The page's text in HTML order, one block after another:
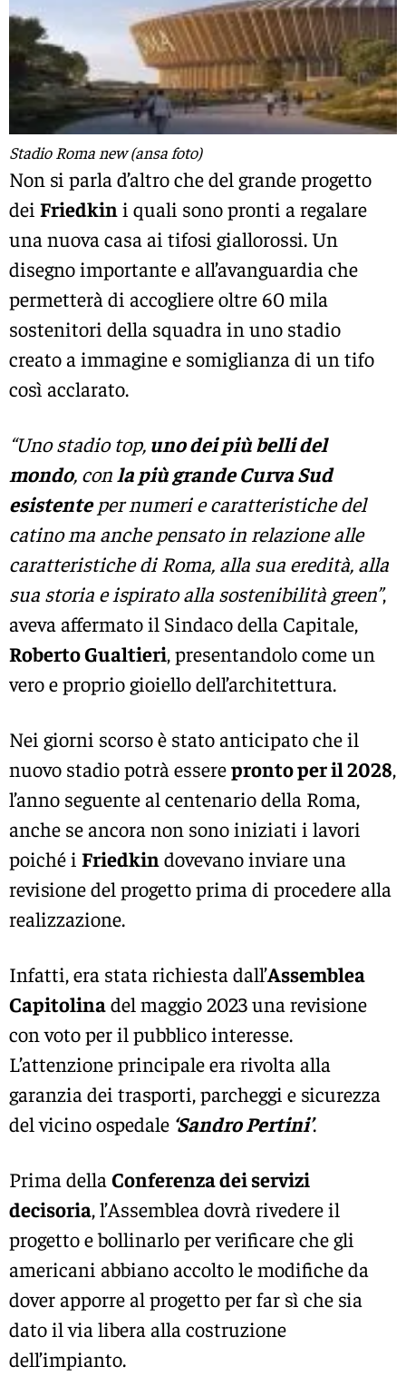
Stadio Roma new (ansa foto)
Non si parla d’altro che del grande progetto
dei Friedkini quali sono pronti a regalare
una nuova casa ai tifosi giallorossi. Un
disegno importante e all’avanguardia che
permetterà di accogliere oltre 60 mila
sostenitori della squadra in uno stadio
creato a immagine e somiglianza di un tifo
così acclarato.
“Uno stadio top, uno dei più belli del
mondo, conla più grande Curva Sud
esistenteper numeri e caratteristiche del
catino ma anche pensato in relazione alle
caratteristiche di Roma, alla sua eredità, alla
sua storia e ispirato alla sostenibilità green”,
aveva affermato il Sindaco della Capitale,
Roberto Gualtieri, presentandolo come un
vero e proprio gioiello dell’architettura.
Nei giorni scorso è stato anticipato che il
nuovo stadio potrà esserepronto per il 2028,
l’anno seguente al centenario della Roma,
anche se ancora non sono iniziati i lavori
poiché i Friedkindovevano inviare una
revisione del progetto prima di procedere alla
realizzazione.
Infatti, era stata richiesta dall’Assemblea
Capitolinadel maggio 2023 una revisione
con voto per il pubblico interesse.
L’attenzione principale era rivolta alla
garanzia dei trasporti, parcheggi e sicurezza
del vicino ospedale ‘Sandro Pertini’.
Prima della Conferenza dei servizi
decisoria, l’Assemblea dovrà rivedere il
progetto e bollinarlo per verificare che gli
americani abbiano accolto le modifiche da
dover apporre al progetto per far sì che sia
dato il via libera alla costruzione
dell’impianto.